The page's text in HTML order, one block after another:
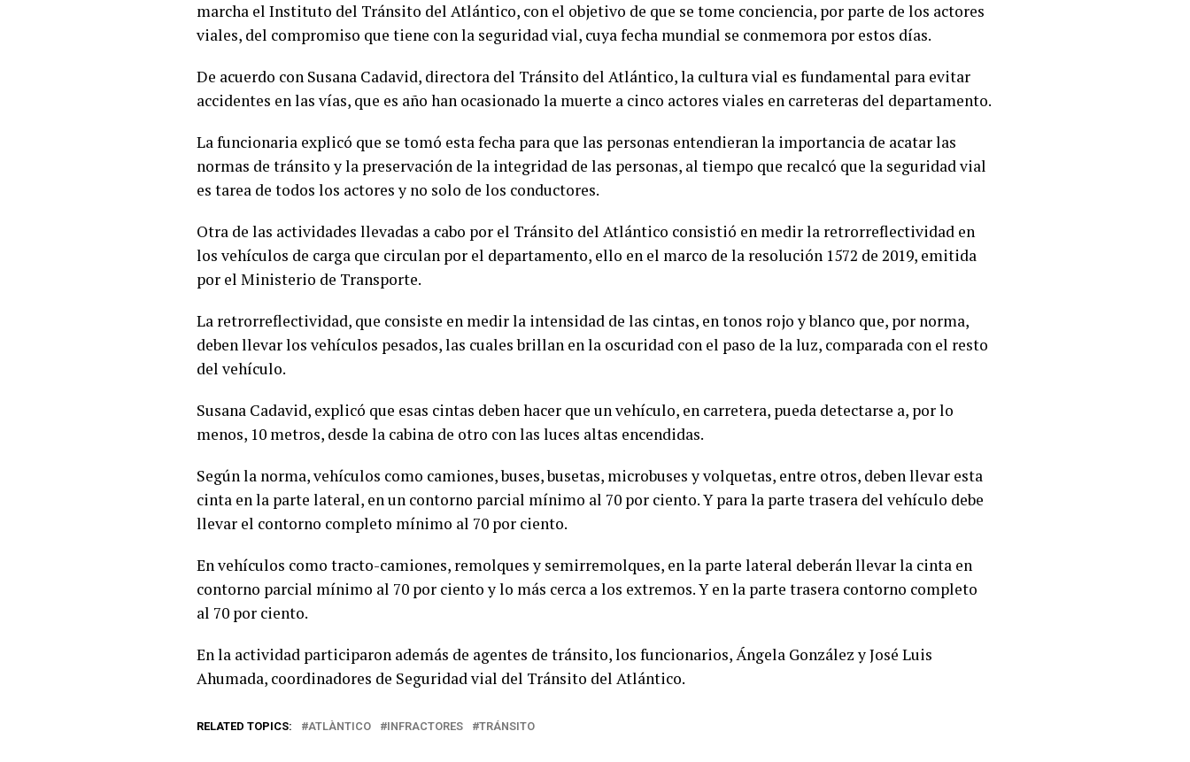
marcha el Instituto del Tránsito del Atlántico, con el objetivo de que se tome conciencia, por parte de los actores
viales, del compromiso que tiene con la seguridad vial, cuya fecha mundial se conmemora por estos días.
De acuerdo con Susana Cadavid, directora del Tránsito del Atlántico, la cultura vial es fundamental para evitar
accidentes en las vías, que es año han ocasionado la muerte a cinco actores viales en carreteras del departamento.
La funcionaria explicó que se tomó esta fecha para que las personas entendieran la importancia de acatar las
normas de tránsito y la preservación de la integridad de las personas, al tiempo que recalcó que la seguridad vial
es tarea de todos los actores y no solo de los conductores.
Otra de las actividades llevadas a cabo por el Tránsito del Atlántico consistió en medir la retrorreflectividad en
los vehículos de carga que circulan por el departamento, ello en el marco de la resolución 1572 de 2019, emitida
por el Ministerio de Transporte.
La retrorreflectividad, que consiste en medir la intensidad de las cintas, en tonos rojo y blanco que, por norma,
deben llevar los vehículos pesados, las cuales brillan en la oscuridad con el paso de la luz, comparada con el resto
del vehículo.
Susana Cadavid, explicó que esas cintas deben hacer que un vehículo, en carretera, pueda detectarse a, por lo
menos, 10 metros, desde la cabina de otro con las luces altas encendidas.
Según la norma, vehículos como camiones, buses, busetas, microbuses y volquetas, entre otros, deben llevar esta
cinta en la parte lateral, en un contorno parcial mínimo al 70 por ciento. Y para la parte trasera del vehículo debe
llevar el contorno completo mínimo al 70 por ciento.
En vehículos como tracto-camiones, remolques y semirremolques, en la parte lateral deberán llevar la cinta en
contorno parcial mínimo al 70 por ciento y lo más cerca a los extremos. Y en la parte trasera contorno completo
al 70 por ciento.
En la actividad participaron además de agentes de tránsito, los funcionarios, Ángela González y José Luis
Ahumada, coordinadores de Seguridad vial del Tránsito del Atlántico.
RELATED TOPICS: ATLÀNTICO INFRACTORES TRÁNSITO